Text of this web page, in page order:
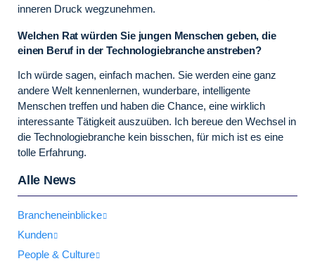
inneren Druck wegzunehmen.
Welchen Rat würden Sie jungen Menschen geben, die
einen Beruf in der Technologiebranche anstreben?
Ich würde sagen, einfach machen. Sie werden eine ganz
andere Welt kennenlernen, wunderbare, intelligente
Menschen treffen und haben die Chance, eine wirklich
interessante Tätigkeit auszuüben. Ich bereue den Wechsel in
die Technologiebranche kein bisschen, für mich ist es eine
tolle Erfahrung.
Alle News
Brancheneinblicke
Kunden
People & Culture